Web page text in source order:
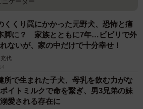
くくり罠にかかった元野犬、恐怖と痛
脚に？ 家族とともに7年…ビビリで外
ないが、家の中だけで十分幸せ！
代
所で生まれた子犬、母乳を飲む力がな
イトミルクで命を繋ぎ、男3兄弟の妹
愛される存在に